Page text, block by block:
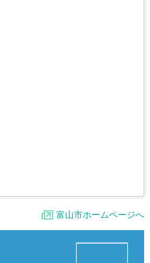
富山市ホームページへ